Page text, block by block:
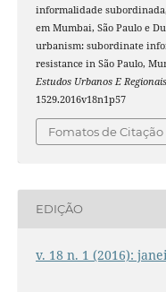
informalidade
em Mumbai, São Paulo e
urbanism: subordinate
resistance in São Paulo,
Estudos Urbanos E Regionais
1529.2016v18n1p57
Fomatos de Citação
EDIÇÃO
v. 18 n. 1 (2016):